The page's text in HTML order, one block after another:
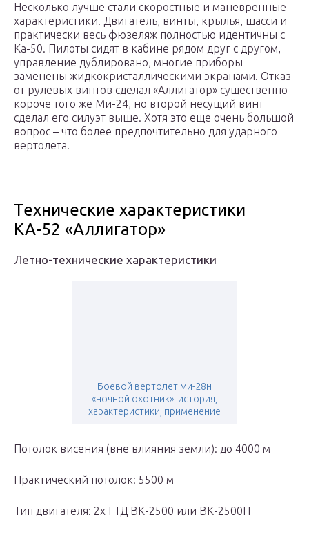
Несколько лучше стали скоростные и маневренные
характеристики. Двигатель, винты, крылья, шасси и
практически весь фюзеляж полностью идентичны с
Ка-50. Пилоты сидят в кабине рядом друг с другом,
управление дублировано, многие приборы
заменены жидкокристаллическими экранами. Отказ
от рулевых винтов сделал «Аллигатор» существенно
короче того же Ми-24, но второй несущий винт
сделал его силуэт выше. Хотя это еще очень большой
вопрос – что более предпочтительно для ударного
вертолета.
Технические характеристики
КА-52 «Аллигатор»
Летно-технические характеристики
Боевой вертолет ми-28н
«ночной охотник»: история,
характеристики, применение
Потолок висения (вне влияния земли): до 4000 м
Практический потолок: 5500 м
Тип двигателя: 2х ГТД ВК-2500 или ВК-2500П